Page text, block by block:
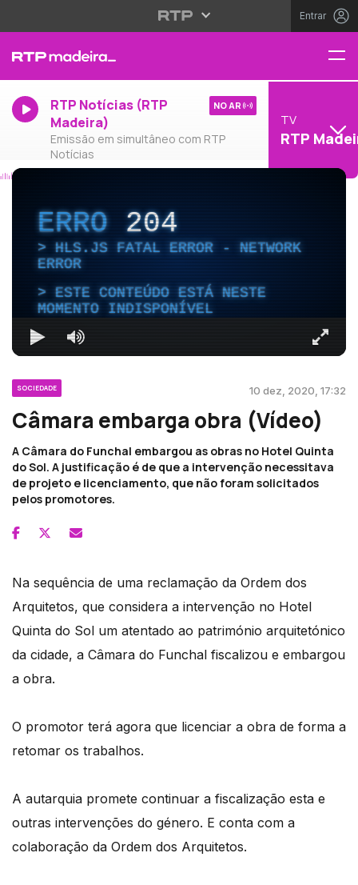
Entrar
RTP Notícias (RTP
Madeira)
Emissão em simultâneo com RTP
Notícias
NO AR
TV
RTP
ERRO204
HLS.JS FATAL ERROR - NETWORK
ERROR
ESTE CONTEÚDO ESTÁ NESTE
MOMENTO INDISPONÍVEL
SOCIEDADE 10 dez, 2020, 17:32
Câmara embarga obra (Vídeo)
A Câmara do Funchal embargou as obras no Hotel Quinta
do Sol. A justificação é de que a intervenção necessitava
de projeto e licenciamento, que não foram solicitados
pelos promotores.
Na sequência de uma reclamação da Ordem dos
Arquitetos, que considera a intervenção no Hotel
Quinta do Sol um atentado ao património arquitetónico
da cidade, a Câmara do Funchal fiscalizou e embargou
a obra.
O promotor terá agora que licenciar a obra de forma a
retomar os trabalhos.
A autarquia promete continuar a fiscalização esta e
outras intervenções do género. E conta com a
colaboração da Ordem dos Arquitetos.